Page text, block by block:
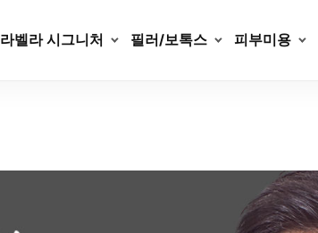
라벨라 시그니처 필러/보톡스 피부미용